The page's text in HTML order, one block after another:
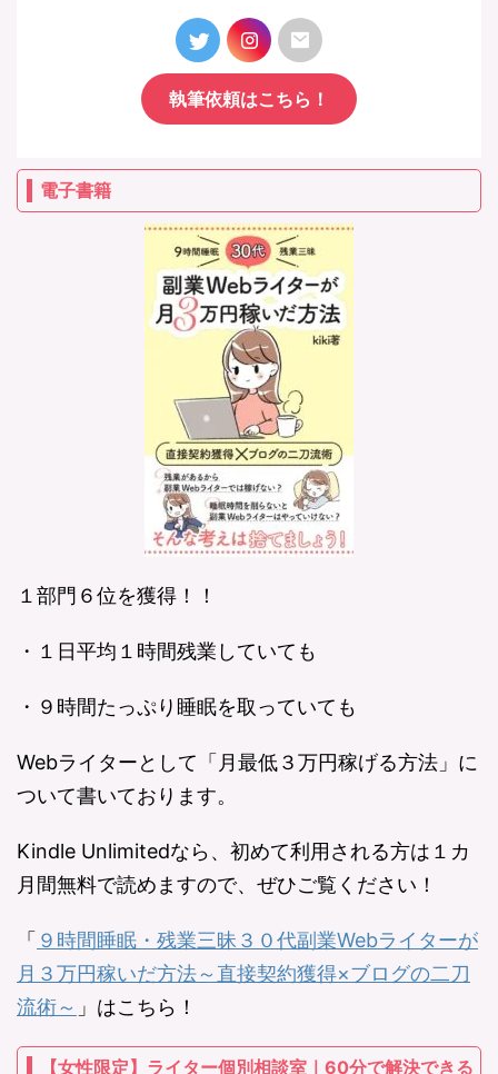
執筆依頼はこちら！
電子書籍
１部門６位を獲得！！
・１日平均１時間残業していても
・９時間たっぷり睡眠を取っていても
Webライターとして「月最低３万円稼げる方法」に
ついて書いております。
Kindle Unlimitedなら、初めて利用される方は１カ
月間無料で読めますので、ぜひご覧ください！
「 ９時間睡眠・残業三昧３０代副業Webライターが
月３万円稼いだ方法～直接契約獲得×ブログの二刀
流術～ 」はこちら！
【女性限定】ライター個別相談室｜60分で解決できる